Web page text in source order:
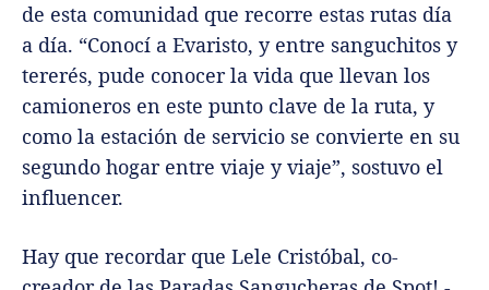
de esta comunidad que recorre estas rutas día
a día. “Conocí a Evaristo, y entre sanguchitos y
tererés, pude conocer la vida que llevan los
camioneros en este punto clave de la ruta, y
como la estación de servicio se convierte en su
segundo hogar entre viaje y viaje”, sostuvo el
influencer.
Hay que recordar que Lele Cristóbal, co-